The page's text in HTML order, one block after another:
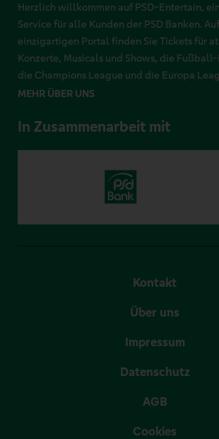
Herzlich willkommen auf PSD-Entertain,
Service für alle Kunden der PSD Banken.
einzigartigen Portal finden Sie Tickets für
Konzerte, Musicals und Shows, die
die Champions League und die Europa
MEHR ÜBER UNS
In Zusammenarbeit mit
Kontakt
Über uns
Impressum
Datenschutz
AGB
Cookies